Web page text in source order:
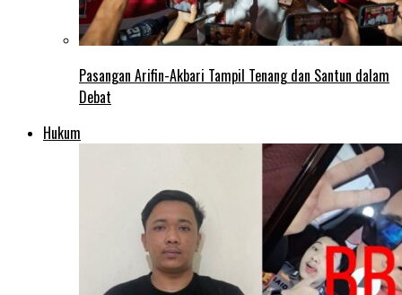
Pasangan Arifin-Akbari Tampil Tenang dan Santun dalam
Debat
Hukum